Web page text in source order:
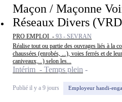
Maçon / Maçonne
Réseaux Divers
PRO EMPLOI - 93 - SEVRAN
Réalise tout ou partie des ouvrages liés à la
chaussées (enrobés, ...), voies ferrés et de
caniveaux,...) selon les...
Intérim - Temps plein
Publié il y a 9 jours Employeur handi-